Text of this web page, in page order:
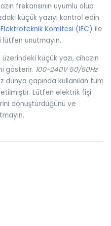
frekansının uyumlu olup
küçük yazıyı kontrol edin.
Elektroteknik Komitesi (IEC) ile
unutmayın.
küçük yazı, cihazın
gösterir. 100-240V 50/60Hz
dünya çapında kullanılan tüm
Lütfen elektrik fişi
dönüştürdüğünü ve